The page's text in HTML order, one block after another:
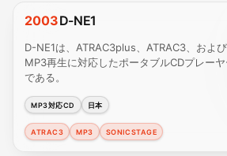
2003D-NE1
D-NE1は、ATRAC3plus、ATRAC3、および
MP3再生に対応したポータブルCDプレーヤ
である。
MP3対応CD 日本
ATRAC3 MP3 SONICSTAGE